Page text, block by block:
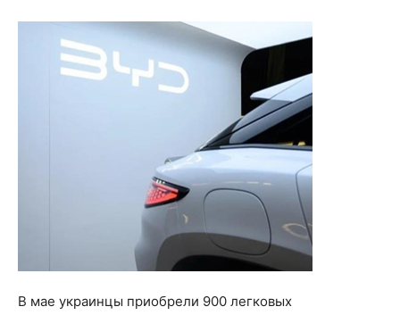
В мае украинцы приобрели 900 легковых